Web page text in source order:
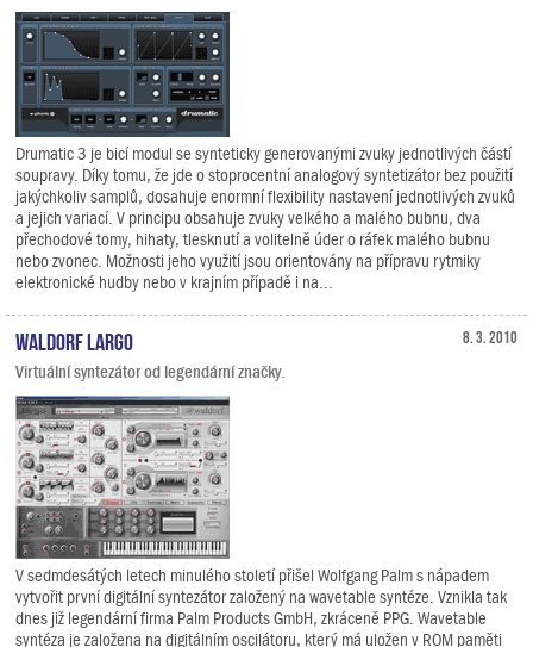
Drumatic 3 je bicí modul se synteticky generovanými zvuky jednotlivých částí
soupravy. Díky tomu, že jde o stoprocentní analogový syntetizátor bez použití
jakýchkoliv samplů, dosahuje enormní flexibility nastavení jednotlivých zvuků
a jejich variací. V principu obsahuje zvuky velkého a malého bubnu, dva
přechodové tomy, hihaty, tlesknutí a volitelně úder o ráfek malého bubnu
nebo zvonec. Možnosti jeho využití jsou orientovány na přípravu rytmiky
elektronické hudby nebo v krajním případě i na...
8. 3. 2010
Waldorf Largo
Virtuální syntezátor od legendární značky.
V sedmdesátých letech minulého století přišel Wolfgang Palm s nápadem
vytvořit první digitální syntezátor založený na wavetable syntéze. Vznikla tak
dnes již legendární firma Palm Products GmbH, zkráceně PPG. Wavetable
syntéza je založena na digitálním oscilátoru, který má uložen v ROM paměti